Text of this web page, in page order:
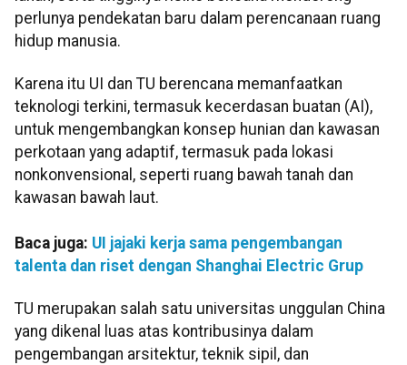
perlunya pendekatan baru dalam perencanaan ruang
hidup manusia.
Karena itu UI dan TU berencana memanfaatkan
teknologi terkini, termasuk kecerdasan buatan (AI),
untuk mengembangkan konsep hunian dan kawasan
perkotaan yang adaptif, termasuk pada lokasi
nonkonvensional, seperti ruang bawah tanah dan
kawasan bawah laut.
Baca juga: UI jajaki kerja sama pengembangan
talenta dan riset dengan Shanghai Electric Grup
TU merupakan salah satu universitas unggulan China
yang dikenal luas atas kontribusinya dalam
pengembangan arsitektur, teknik sipil, dan